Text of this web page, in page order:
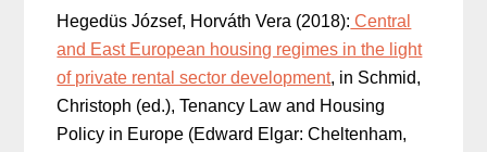
Hegedüs József, Horváth Vera (2018): Central
and East European housing regimes in the light
of private rental sector development, in Schmid,
Christoph (ed.), Tenancy Law and Housing
Policy in Europe (Edward Elgar: Cheltenham,